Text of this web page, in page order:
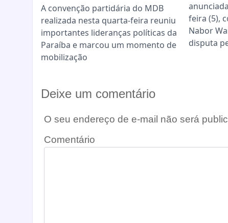
A convenção partidária do MDB
realizada nesta quarta-feira reuniu
importantes lideranças políticas da
Paraíba e marcou um momento de
mobilização
feira (5),
Nabor
disputa
Deixe um comentário
O seu endereço de e-mail não será
Comentário